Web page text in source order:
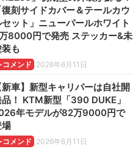
復刻サイドカバー＆テールカウ
ット」ニューパールホワイト
8000円で発売 ステッカー&未
も
コメンド 2026年6月11日
新車】新型キャリパーは自社開
！ KTM新型「390 DUKE」
年モデルが82万9000円で
コメンド 2026年6月11日